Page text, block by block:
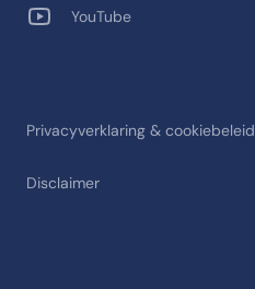
Privacyverklaring & cookiebeleid
Disclaimer
YouTube